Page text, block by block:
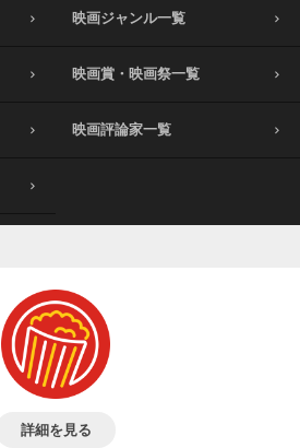
映画ジャンル一覧
映画賞・映画祭一覧
映画評論家一覧
詳細を見る